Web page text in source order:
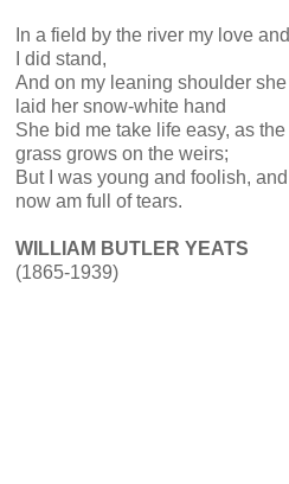
In a field by the river my love and
I did stand,
And on my leaning shoulder she
laid her snow-white hand
She bid me take life easy, as the
grass grows on the weirs;
But I was young and foolish, and
now am full of tears.
WILLIAM BUTLER YEATS
(1865-1939)